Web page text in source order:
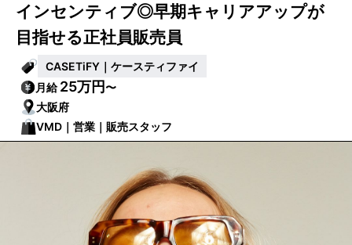
インセンティブ◎早期キャリアアップが
目指せる正社員販売員
CASETiFY｜ケースティファイ
月給25万円〜
大阪府
VMD｜営業｜販売スタッフ